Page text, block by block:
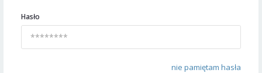
Hasło
nie pamiętam hasła